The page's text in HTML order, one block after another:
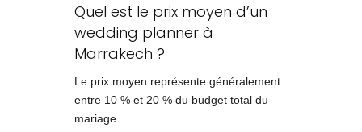
Quel est le prix moyen d’un
wedding planner à
Marrakech ?
Le prix moyen représente généralement
entre 10 % et 20 % du budget total du
mariage.